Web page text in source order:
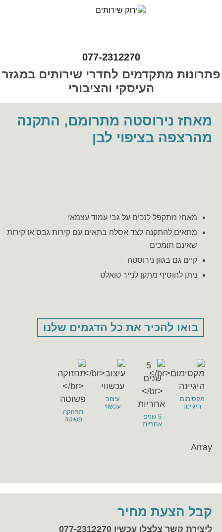
077-2312270
פתרונות מתקדמים לחדרי שירותים במגזר
העיסקי והציבורי
מאחז נירוסטה מתרומם, התקנה
מהרצפה בציפוי לבן
מאחז מתקפל לנכים על גבי עמוד עצמאי
מתאים להתקנה לצד אסלה בתאים עם קירות גבס או קירות
שאינם תומכים
קיים גם בגוון נירוסטה
ניתן להוסיף מתקן לנייר טואלט
בואו להכיר את כל הדגמים שלנו
מקסימום
היגיינה
5 שנים
אחריות
עיצוב
עכשווי
תחזוקה
פשוטה
Array
קבל הצעת מחיר
ליצירת קשר צלצלו עכשיו 077-2312270